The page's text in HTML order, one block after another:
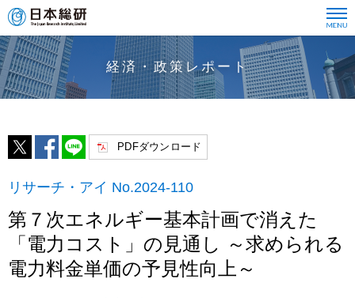
経済・政策レポート
PDFダウンロード
リサーチ・アイ No.2024-110
第７次エネルギー基本計画で消えた
「電力コスト」の見通し ～求められる
電力料金単価の予見性向上～